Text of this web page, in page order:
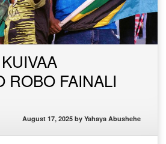
ROBO FAINALI
August 17, 2025 by Yahaya Abushehe